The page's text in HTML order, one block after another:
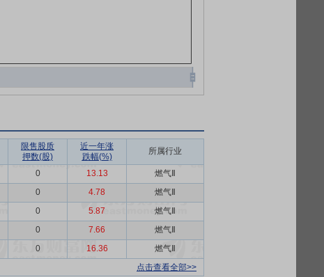
限售股质
押数(股)
近一年涨
跌幅(%)
所属行业
0 13.13
燃气Ⅱ
0 4.78
燃气Ⅱ
0 5.87
燃气Ⅱ
0 7.66
燃气Ⅱ
0 16.36
燃气Ⅱ
点击查看全部>>